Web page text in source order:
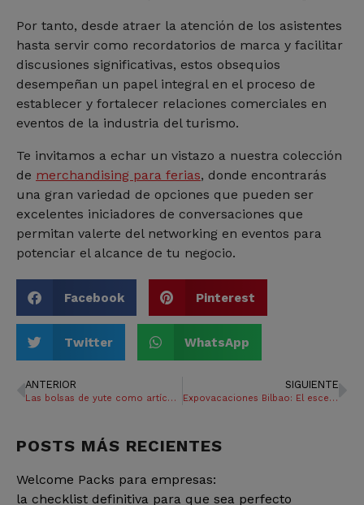
Por tanto, desde atraer la atención de los asistentes
hasta servir como recordatorios de marca y facilitar
discusiones significativas, estos obsequios
desempeñan un papel integral en el proceso de
establecer y fortalecer relaciones comerciales en
eventos de la industria del turismo.
Te invitamos a echar un vistazo a nuestra colección
de merchandising para ferias, donde encontrarás
una gran variedad de opciones que pueden ser
excelentes iniciadores de conversaciones que
permitan valerte del networking en eventos para
potenciar el alcance de tu negocio.
Facebook Pinterest
Twitter WhatsApp
ANTERIOR
Las bolsas de yute como artículo promocional barato y sostenible
SIGUIENTE
Expovacaciones Bilbao: El escenario perfecto para los regalos publicitarios
POSTS MÁS RECIENTES
Welcome Packs para empresas:
la checklist definitiva para que sea perfecto